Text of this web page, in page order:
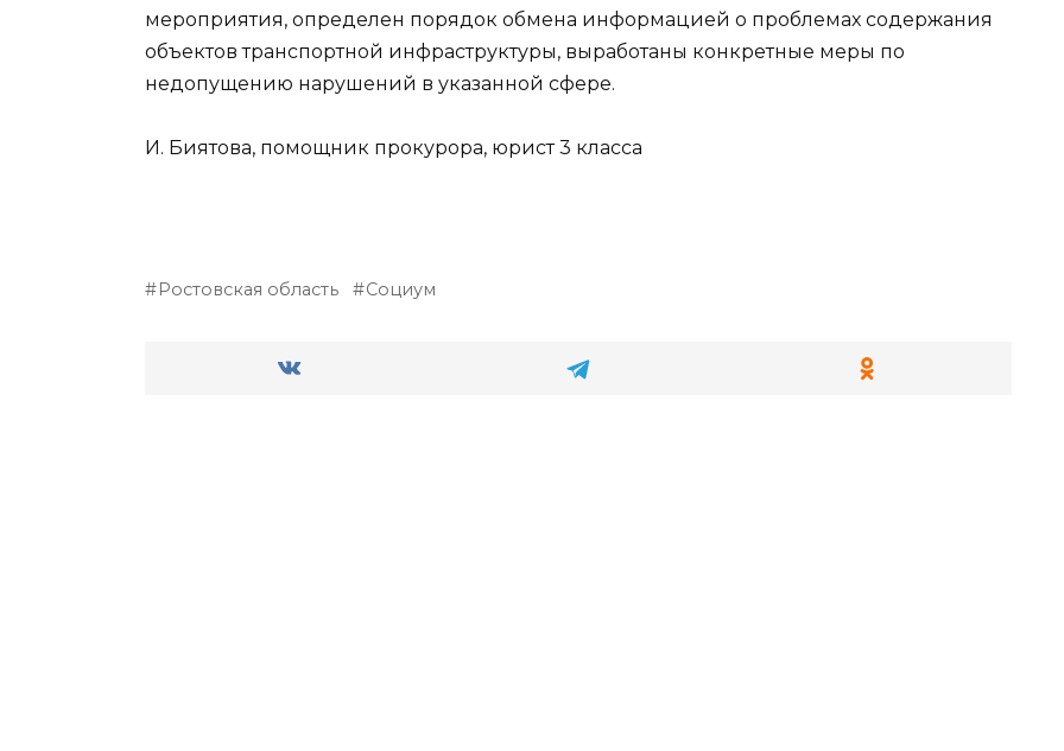
мероприятия, определен порядок обмена информацией о проблемах содержания
объектов транспортной инфраструктуры, выработаны конкретные меры по
недопущению нарушений в указанной сфере.
И. Биятова, помощник прокурора, юрист 3 класса
Ростовская область Социум